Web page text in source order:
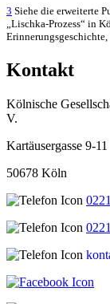
3 Siehe die erweiterte
„Lischka-Prozess“ in
Kontakt
Kölnische
V.
Kartäusergasse 9-11
50678 Köln